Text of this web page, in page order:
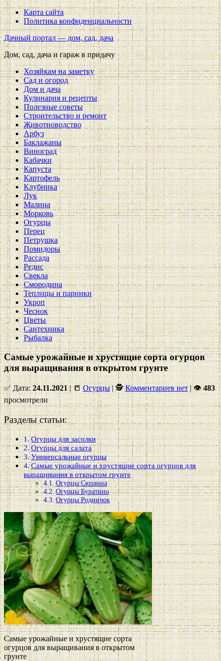
Карта сайта
Политика конфиденциальности
Дачный портал — дом, сад, дача
Дом, сад, дача и гараж в придачу
Хозяйкам на заметку
Сад и огород
Дом и дача
Кулинария и рецепты
Полезные советы
Строительство и ремонт
Животноводство
Арбуз
Баклажаны
Виноград
Кабачки
Капуста
Картофель
Клубника
Лук
Малина
Морковь
Огурцы
Перец
Петрушка
Помидоры
Рассада
Редис
Свекла
Смородина
Теплицы и парники
Укроп
Чеснок
Цветы
Сантехника
Рыбалка
Самые урожайные и хрустящие сорта огурцов
для выращивания в открытом грунте
✅ Дата:24.11.2021| 📒Огурцы| 🕵Комментариев нет|👁483
просмотрели
Разделы статьи:
Огурцы для засолки
Огурцы для салата
Универсальные огурцы
Самые урожайные и хрустящие сорта огурцов для
выращивания в открытом грунте
Огурцы Сюзанна
Огурцы Буратино
Огурцы Родничок
Самые урожайные и хрустящие сорта
огурцов для выращивания в открытом
грунте